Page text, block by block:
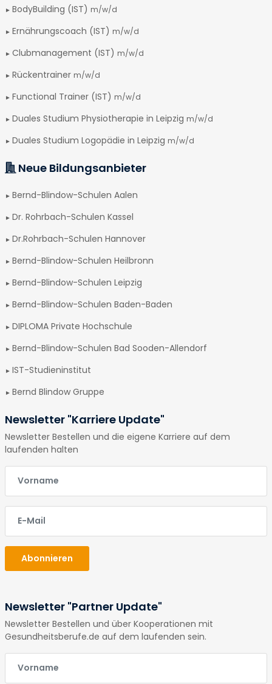
BodyBuilding (IST) m/w/d
Ernährungscoach (IST) m/w/d
Clubmanagement (IST) m/w/d
Rückentrainer m/w/d
Functional Trainer (IST) m/w/d
Duales Studium Physiotherapie in Leipzig m/w/d
Duales Studium Logopädie in Leipzig m/w/d
Neue Bildungsanbieter
Bernd-Blindow-Schulen Aalen
Dr. Rohrbach-Schulen Kassel
Dr.Rohrbach-Schulen Hannover
Bernd-Blindow-Schulen Heilbronn
Bernd-Blindow-Schulen Leipzig
Bernd-Blindow-Schulen Baden-Baden
DIPLOMA Private Hochschule
Bernd-Blindow-Schulen Bad Sooden-Allendorf
IST-Studieninstitut
Bernd Blindow Gruppe
Newsletter "Karriere Update"
Newsletter Bestellen und die eigene Karriere auf dem
laufenden halten
E-Mail
E-Mail
Abonnieren
Newsletter "Partner Update"
Newsletter Bestellen und über Kooperationen mit
Gesundheitsberufe.de auf dem laufenden sein.
E-Mail